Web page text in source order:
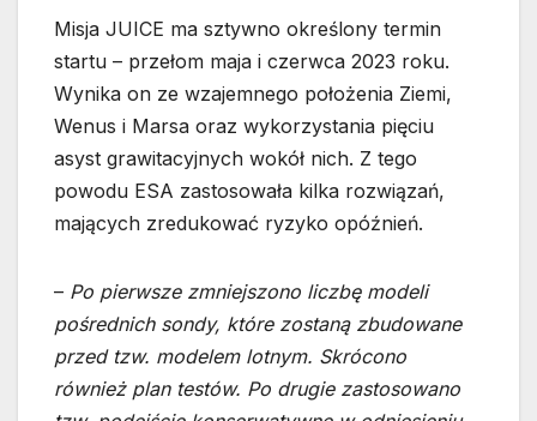
Misja JUICE ma sztywno określony termin
startu – przełom maja i czerwca 2023 roku.
Wynika on ze wzajemnego położenia Ziemi,
Wenus i Marsa oraz wykorzystania pięciu
asyst grawitacyjnych wokół nich. Z tego
powodu ESA zastosowała kilka rozwiązań,
mających zredukować ryzyko opóźnień.
– Po pierwsze zmniejszono liczbę modeli
pośrednich sondy, które zostaną zbudowane
przed tzw. modelem lotnym. Skrócono
również plan testów. Po drugie zastosowano